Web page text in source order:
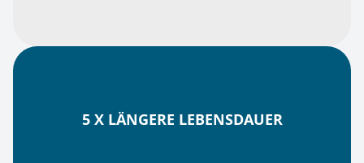
5 X LÄNGERE LEBENSDAUER